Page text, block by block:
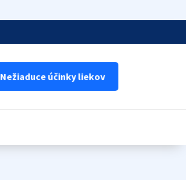
Nežiaduce účinky liekov